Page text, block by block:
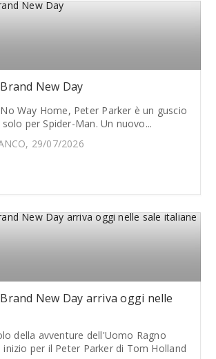
New Day
Way Home, Peter Parker è un guscio
per Spider-Man. Un nuovo...
29/07/2026
New Day arriva oggi nelle
della avventure dell'Uomo Ragno
per il Peter Parker di Tom Holland